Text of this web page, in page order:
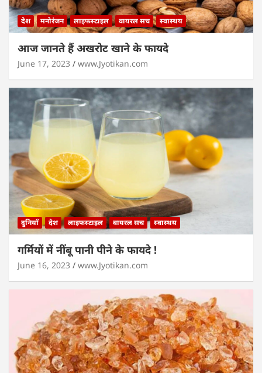
देश मनोरंजन लाइफस्टाइल वायरल सच स्वास्थय
आज जानते हैं अखरोट खाने के फायदे
June 17, 2023 www.Jyotikan.com
दुनियाँ देश लाइफस्टाइल वायरल सच स्वास्थय
गर्मियों में नींबू पानी पीने के फायदे !
June 16, 2023 www.Jyotikan.com